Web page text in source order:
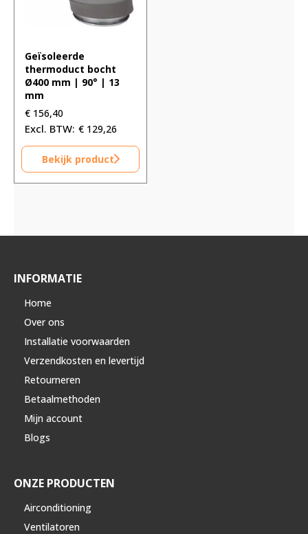
Geïsoleerde
thermoduct bocht
Ø400 mm | 90° | 13
mm
€ 156,40
€ 129,26
Bekijk product
INFORMATIE
Home
Over ons
Installatie voorwaarden
Verzendkosten en levertijd
Retourneren
Betaalmethoden
Mijn account
Blogs
ONZE PRODUCTEN
Airconditioning
Ventilatoren